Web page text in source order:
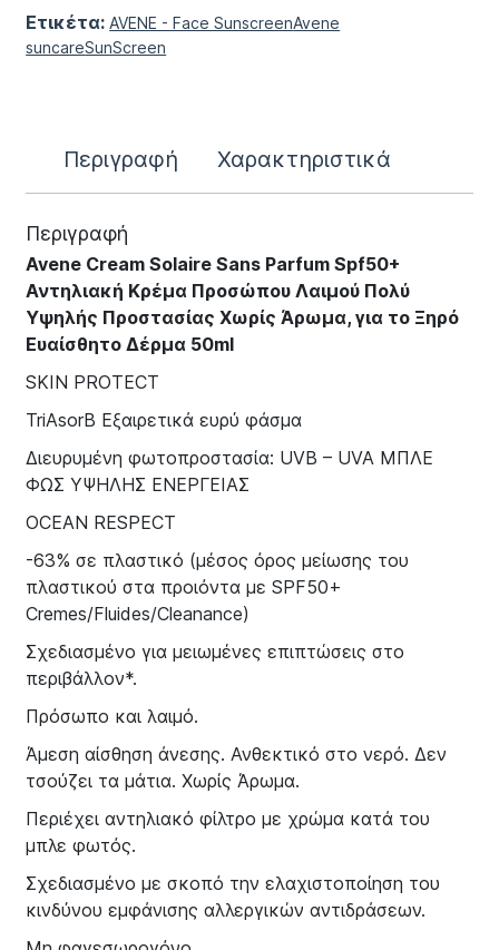
Ετικέτα:AVENE - Face SunscreenAvene
suncareSunScreen
Περιγραφή Χαρακτηριστικά
Περιγραφή
Avene Cream Solaire Sans Parfum Spf50+
Αντηλιακή Κρέμα Προσώπου Λαιμού Πολύ
Υψηλής Προστασίας Χωρίς Άρωμα, για το Ξηρό
Ευαίσθητο Δέρμα 50ml
SKIN PROTECT
TriAsorB Εξαιρετικά ευρύ φάσμα
Διευρυμένη φωτοπροστασία: UVB – UVA ΜΠΛΕ
ΦΩΣ ΥΨΗΛΗΣ ΕΝΕΡΓΕΙΑΣ
OCEAN RESPECT
-63% σε πλαστικό (μέσος όρος μείωσης του
πλαστικού στα προιόντα με SPF50+
Cremes/Fluides/Cleanance)
Σχεδιασμένο για μειωμένες επιπτώσεις στο
περιβάλλον*.
Πρόσωπο και λαιμό.
Άμεση αίσθηση άνεσης. Ανθεκτικό στο νερό. Δεν
τσούζει τα μάτια. Χωρίς Άρωμα.
Περιέχει αντηλιακό φίλτρο με χρώμα κατά του
μπλε φωτός.
Σχεδιασμένο με σκοπό την ελαχιστοποίηση του
κινδύνου εμφάνισης αλλεργικών αντιδράσεων.